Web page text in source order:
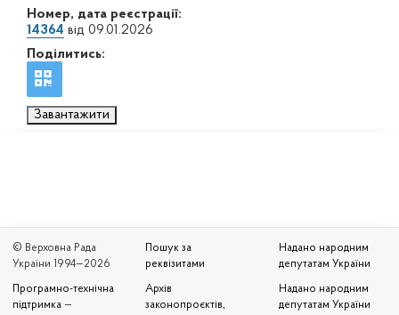
Номер, дата реєстрації:
14364 від 09.01.2026
Поділитись:
Завантажити
© Верховна Рада
України 1994—2026
Програмно-технічна
підтримка —
Пошук за
реквізитами
Архів
законопроєктів,
Надано народним
депутатам України
Надано народним
депутатам України